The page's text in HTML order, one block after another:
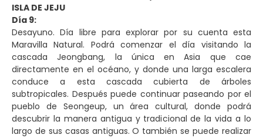
ISLA DE JEJU
Día 9:
Desayuno. Día libre para explorar por su cuenta esta
Maravilla Natural. Podrá comenzar el día visitando la
cascada Jeongbang, la única en Asia que cae
directamente en el océano, y donde una larga escalera
conduce a esta cascada cubierta de árboles
subtropicales. Después puede continuar paseando por el
pueblo de Seongeup, un área cultural, donde podrá
descubrir la manera antigua y tradicional de la vida a lo
largo de sus casas antiguas. O también se puede realizar